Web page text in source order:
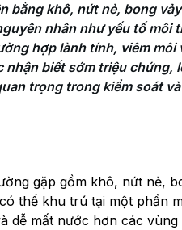
bằng khô, nứt nẻ, bong
nhân như yếu tố môi
hợp lành tính, viêm môi
biết sớm triệu chứng,
trọng trong kiểm soát
gặp gồm khô, nứt nẻ,
thể khu trú tại một phần
dễ mất nước hơn các